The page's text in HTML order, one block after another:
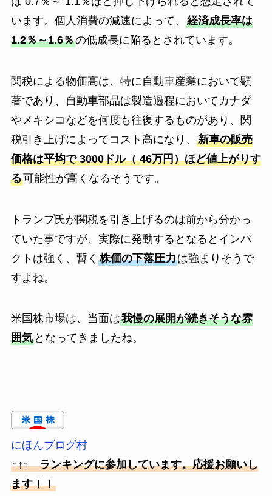
います。個人消費の減速によって、 経済成長率は
1.2％～1.6％の低成長に陥るとされています。
関税による物価高は、特に自動車産業において顕
著であり、自動車部品は製造過程においてカナダ
やメキシコなどを何度も往復するものがあり、関
税引き上げによってコスト高になり、 新車の販売
価格は平均で 3000ドル（ 46万円）ほど値上がりす
る可能性が高くなるそうです。
トランプ氏が関税を引き上げるのは前から分かっ
ていた事ですが、実際に発動するとなるとインパ
クトは強く、暫く 株価の下落圧力は強まりそうで
すよね。
米国株市場は、当面は我慢の展開が続きそうな雰
囲気となってきましたね。
にほんブログ村
↑↑↑ ランキングに参加しています。応援お願いし
ます！！